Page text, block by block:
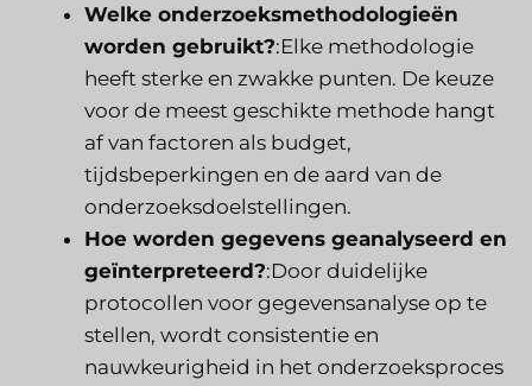
Welke onderzoeksmethodologieën
worden gebruikt?:Elke methodologie
heeft sterke en zwakke punten. De keuze
voor de meest geschikte methode hangt
af van factoren als budget,
tijdsbeperkingen en de aard van de
onderzoeksdoelstellingen.
Hoe worden gegevens geanalyseerd en
geïnterpreteerd?:Door duidelijke
protocollen voor gegevensanalyse op te
stellen, wordt consistentie en
nauwkeurigheid in het onderzoeksproces